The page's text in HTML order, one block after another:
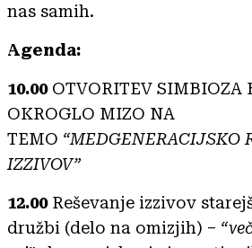
nas samih.
Agenda:
10.00OTVORITEV SIMBIOZA
OKROGLO MIZO NA
TEMO “MEDGENERACIJSKO
IZZIVOV”
12.00Reševanje izzivov
družbi (delo na omizjih) –